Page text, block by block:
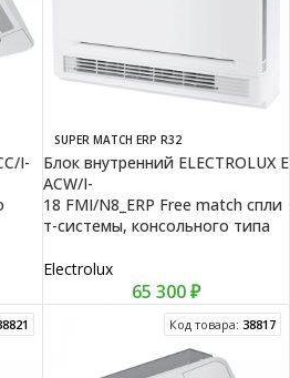
I-
SUPER MATCH ERP R32
Блок внутренний ELECTROLUX E
ACW/I-
18 FMI/N8_ERP Free match спли
т-системы, консольного типа
Electrolux
65 300₽
Код товара: 38817